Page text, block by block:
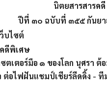
นิตยสารสารคดี
ปีที่ ๓๐ ฉบับที่ ๓๕๕ กันย
บไซต์
ดีพิเศษ
ซตเตอร์มือ ๑ ของโลก นุศรา
ต่อไฟฝันแชมป์เชียร์ลีดดิ้ง - ที